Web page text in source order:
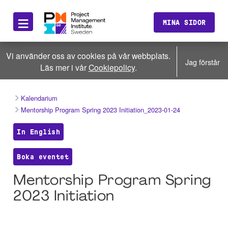
≡ MINA SIDOR
Vi använder oss av cookies på vår webbplats.
Läs mer i vårCookiepolicy. Jag förstår
Kalendarium
Mentorship Program Spring 2023 Initiation_2023-01-24
In English
Boka eventet
Mentorship Program Spring
2023 Initiation